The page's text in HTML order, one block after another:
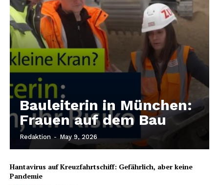
Bauleiterin in München:
Frauen auf dem Bau
Redaktion - May 9, 2026
Hantavirus auf Kreuzfahrtschiff: Gefährlich, aber keine
Pandemie